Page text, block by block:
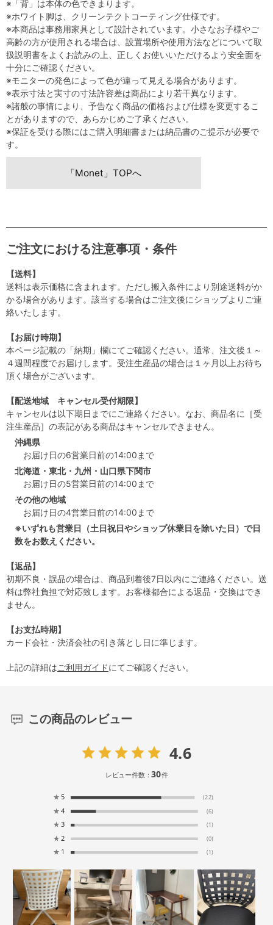
※「背」は本体の色できまります。
※ホワイト脚は、クリーンテクトコーティング仕様です。
※本商品は事務用家具として設計されています。小さなお子様やご
高齢の方が使用される場合は、設置場所や使用方法などについて取
扱説明書をよくお読みの上、正しくお使いいただけるよう安全面を
十分にご確認ください。
※モニターの発色によって色が違って見える場合があります。
※表示寸法と実寸の寸法許容差は商品により若干異なります。
※諸般の事情により、予告なく商品の価格および仕様を変更するこ
とがありますので、あらかじめご了承ください。
※保証を受ける際にはご購入明細書または納品書のご提示が必要で
す。
「Monet」TOPへ
ご注文における注意事項・条件
【送料】
送料は表示価格に含まれます。ただし搬入条件により別途送料がか
かる場合があります。該当する場合はご注文後にショップよりご連
絡いたします。
【お届け時期】
本ページ記載の「納期」欄にてご確認ください。通常、注文後１～
４週間程度でお届けします。受注生産品の場合は１ヶ月以上お待ち
頂く場合がございます。
【配送地域 キャンセル受付期限】
キャンセルは以下期日までにご連絡ください。なお、商品名に［受
注生産品］の表記がある商品はキャンセルできません。
沖縄県
お届け日の6営業日前の14:00まで
北海道・東北・九州・山口県下関市
お届け日の5営業日前の14:00まで
その他の地域
お届け日の4営業日前の14:00まで
※いずれも営業日（土日祝日やショップ休業日を除いた日）で日
数をお数えください。
【返品】
初期不良・誤品の場合は、商品到着後7日以内にご連絡ください。送
料は弊社負担で対応致します。お客様都合による返品・交換はでき
ません。
【お支払時期】
カード会社・決済会社の引き落とし日に準じます。
上記の詳細はご利用ガイドにてご確認ください。
この商品のレビュー
4.6
レビュー件数：30件
★ 5 (22)
★ 4 (6)
★ 3 (1)
★ 2 (0)
★ 1 (1)